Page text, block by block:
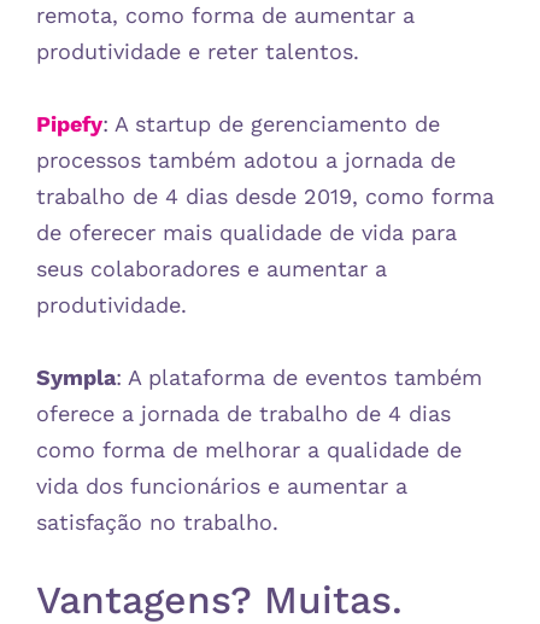
remota, como forma de aumentar a
produtividade e reter talentos.
Pipefy: A startup de gerenciamento de
processos também adotou a jornada de
trabalho de 4 dias desde 2019, como forma
de oferecer mais qualidade de vida para
seus colaboradores e aumentar a
produtividade.
Sympla: A plataforma de eventos também
oferece a jornada de trabalho de 4 dias
como forma de melhorar a qualidade de
vida dos funcionários e aumentar a
satisfação no trabalho.
Vantagens? Muitas.